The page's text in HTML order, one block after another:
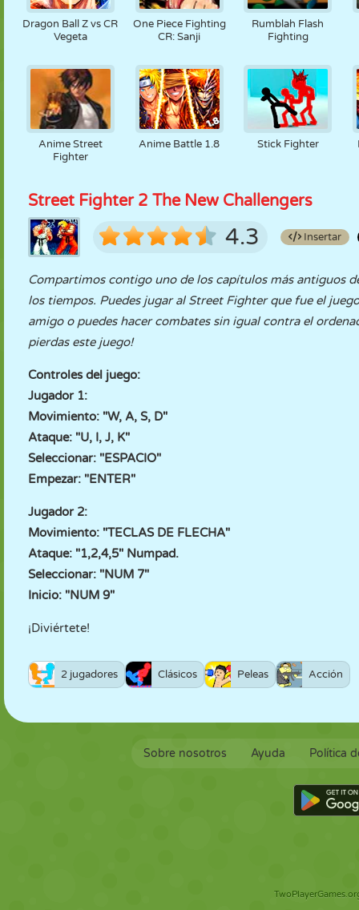
Dragon Ball Z vs CR
Vegeta
One Piece Fighting
CR: Sanji
Rumblah Flash
Fighting
Anime Street
Fighter
Anime Battle 1.8 Stick Fighter
Street Fighter 2 The New Challengers
4.3 Insertar
Compartimos contigo uno de los capítulos más antiguos
los tiempos. Puedes jugar al Street Fighter que fue el
amigo o puedes hacer combates sin igual contra el
pierdas este juego!
Controles del juego:
Jugador 1:
Movimiento: "W, A, S, D"
Ataque: "U, I, J, K"
Seleccionar: "ESPACIO"
Empezar: "ENTER"
Jugador 2:
Movimiento: "TECLAS DE FLECHA"
Ataque: "1,2,4,5" Numpad.
Seleccionar: "NUM 7"
Inicio: "NUM 9"
¡Diviértete!
2 jugadores Clásicos Peleas Acción
Sobre nosotros Ayuda Política